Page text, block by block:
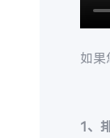
如果
1、